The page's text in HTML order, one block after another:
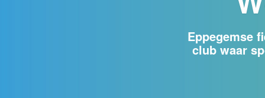
Eppegemse
club waar